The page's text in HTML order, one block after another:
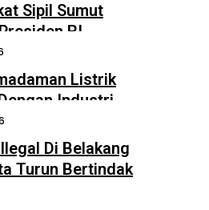
Sipil Sumut
RI
Listrik
Industri
Di Belakang
Turun Bertindak